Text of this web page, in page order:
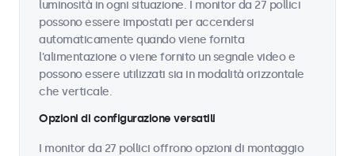
luminosità in ogni situazione. I monitor da 27 pollici
possono essere impostati per accendersi
automaticamente quando viene fornita
l'alimentazione o viene fornito un segnale video e
possono essere utilizzati sia in modalità orizzontale
che verticale.
Opzioni di configurazione versatili
I monitor da 27 pollici offrono opzioni di montaggio